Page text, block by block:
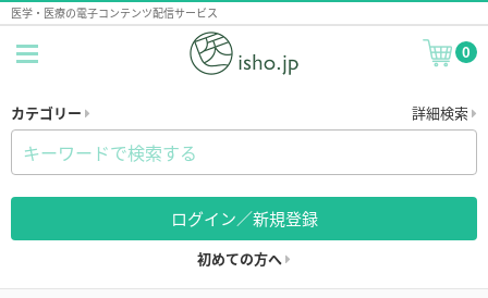
医学・医療の電子コンテンツ配信サービス
0
カテゴリー 詳細検索
ログイン／新規登録
初めての方へ